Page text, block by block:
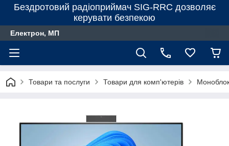
Бездротовий радіоприймач SIG-RRC дозволяє
керувати безпекою
Електрон, МП
Товари та послуги Товари для комп'ютерів